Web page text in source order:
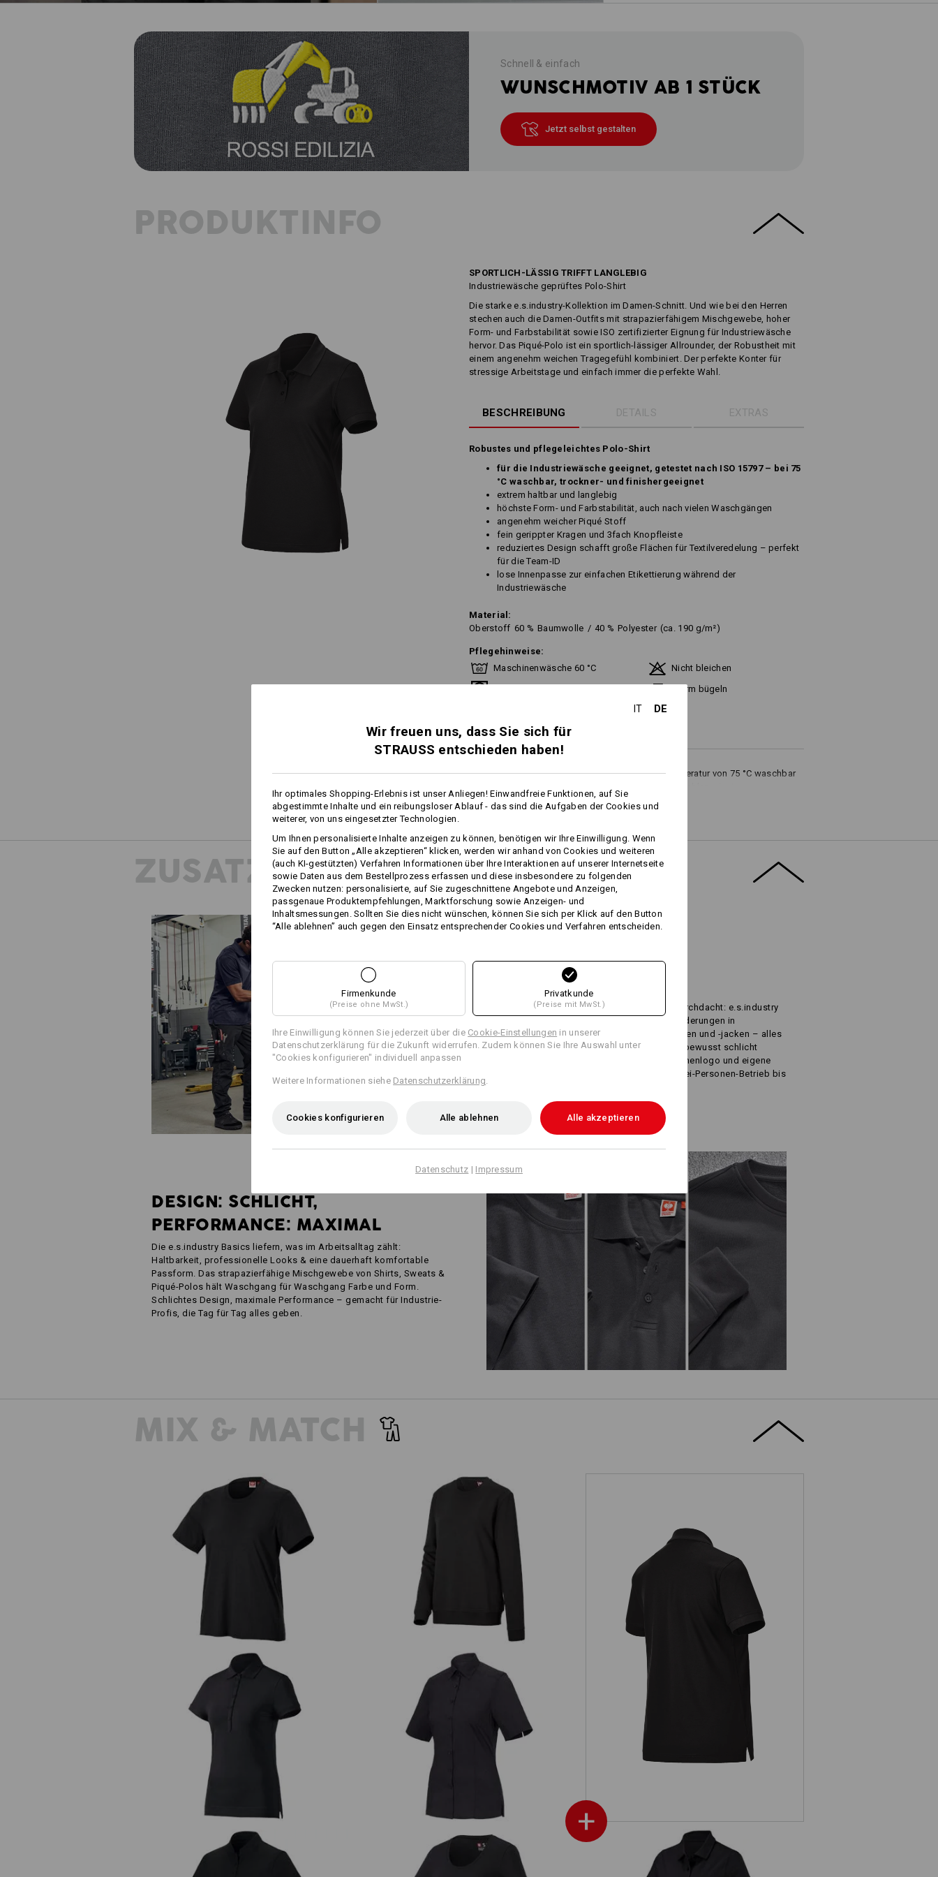
Schnell & einfach
WUNSCHMOTIV AB 1 STÜCK
Jetzt selbst gestalten
PRODUKTINFO
SPORTLICH-LÄSSIG TRIFFT LANGLEBIG
Industriewäsche geprüftes Polo-Shirt
Die starke e.s.industry-Kollektion im Damen-Schnitt. Und wie bei den Herren
stechen auch die Damen-Outfits mit strapazierfähigem Mischgewebe, hoher
Form- und Farbstabilität sowie ISO zertifizierter Eignung für Industriewäsche
hervor. Das Piqué-Polo ist ein sportlich-lässiger Allrounder, der Robustheit mit
einem angenehm weichen Tragegefühl kombiniert. Der perfekte Konter für
stressige Arbeitstage und einfach immer die perfekte Wahl.
BESCHREIBUNG DETAILS EXTRAS
Robustes und pflegeleichtes Polo-Shirt
für die Industriewäsche geeignet, getestet nach ISO 15797 – bei 75
°C waschbar, trockner- und finishergeeignet
extrem haltbar und langlebig
höchste Form- und Farbstabilität, auch nach vielen Waschgängen
angenehm weicher Piqué Stoff
fein gerippter Kragen und 3fach Knopfleiste
reduziertes Design schafft große Flächen für Textilveredelung – perfekt
für die Team-ID
lose Innenpasse zur einfachen Etikettierung während der
Industriewäsche
Material:
Oberstoff 60 % Baumwolle / 40 % Polyester (ca. 190 g/m²)
Pflegehinweise:
Maschinenwäsche 60 °C
Nicht bleichen
Warm bügeln
Dieses Kleidungsstück ist bis zur einer Waschtemperatur von 75 °C waschbar
Waschtemperatur von 60 °C.
Personalisierung:
Selbst gestalten
mehr
ZUSATZINFOS
WORKWEAR FÜR
INDUSTRIEPROFIS
Robust, funktional & bis ins kleinste Detail durchdacht: e.s.industry
ist die Antwort auf die besonderen Herausforderungen in
Industriebetrieben. Shirts, Sweats, Arbeitshosen und -jacken – alles
nach ISO 15797 Industriewäsche geprüft und bewusst schlicht
gehalten. Wenig Nähte, dafür viel Platz für Firmenlogo und eigene
Designs. Ein starker Auftritt für alle – vom Zwei-Personen-Betrieb bis
zum Großunternehmen.
DESIGN: SCHLICHT,
PERFORMANCE: MAXIMAL
Die e.s.industry Basics liefern, was im Arbeitsalltag zählt:
Haltbarkeit, professionelle Looks & eine dauerhaft komfortable
Passform. Das strapazierfähige Mischgewebe von Shirts, Sweats &
Piqué-Polos hält Waschgang für Waschgang Farbe und Form.
Schlichtes Design, maximale Performance – gemacht für Industrie-
Profis, die Tag für Tag alles geben.
MIX & MATCH
Pique-Polo e.s.industry, Damen
+
T-Shirt e.s.industry, Damen Sweatshirt e.s.industry, Damen
e.s. Polo-Shirt cotton stretch, Damen Business Bluse e.s.comfort, kurzarm
IT DE
Wir freuen uns, dass Sie sich für
STRAUSS entschieden haben!
Ihr optimales Shopping-Erlebnis ist unser Anliegen! Einwandfreie Funktionen, auf Sie
abgestimmte Inhalte und ein reibungsloser Ablauf - das sind die Aufgaben der Cookies und
weiterer, von uns eingesetzter Technologien.
Um Ihnen personalisierte Inhalte anzeigen zu können, benötigen wir Ihre Einwilligung. Wenn
Sie auf den Button „Alle akzeptieren“ klicken, werden wir anhand von Cookies und weiteren
(auch KI-gestützten) Verfahren Informationen über Ihre Interaktionen auf unserer Internetseite
sowie Daten aus dem Bestellprozess erfassen und diese insbesondere zu folgenden
Zwecken nutzen: personalisierte, auf Sie zugeschnittene Angebote und Anzeigen,
passgenaue Produktempfehlungen, Marktforschung sowie Anzeigen- und
Inhaltsmessungen. Sollten Sie dies nicht wünschen, können Sie sich per Klick auf den Button
“Alle ablehnen” auch gegen den Einsatz entsprechender Cookies und Verfahren entscheiden.
Firmenkunde
(Preise ohne MwSt.)
Privatkunde
(Preise mit MwSt.)
Ihre Einwilligung können Sie jederzeit über die Cookie-Einstellungen in unserer
Datenschutzerklärung für die Zukunft widerrufen. Zudem können Sie Ihre Auswahl unter
"Cookies konfigurieren" individuell anpassen
Weitere Informationen siehe Datenschutzerklärung
Cookies konfigurieren Alle ablehnen Alle akzeptieren
Datenschutz | Impressum